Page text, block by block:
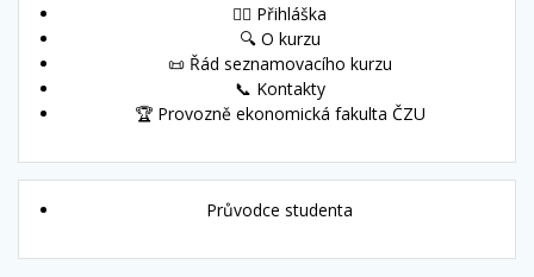
🙋‍♀️ Přihláška
🔍 O kurzu
📜 Řád seznamovacího kurzu
📞 Kontakty
🏆 Provozně ekonomická fakulta ČZU
Průvodce studenta